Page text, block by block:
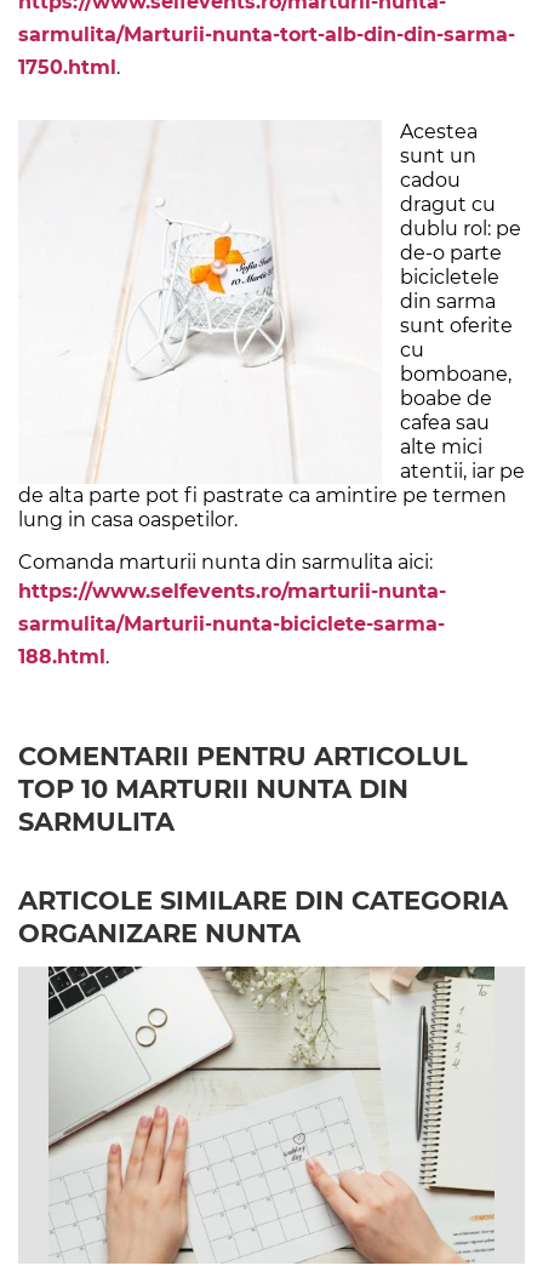
sarmulita/Marturii-nunta-tort-alb-din-din-sarma-
1750.html.
Acestea
sunt un
cadou
dragut cu
dublu rol: pe
de-o parte
bicicletele
din sarma
sunt oferite
cu
bomboane,
boabe de
cafea sau
alte mici
atentii, iar pe
de alta parte pot fi pastrate ca amintire pe termen
lung in casa oaspetilor.
Comanda marturii nunta din sarmulita aici:
https://www.selfevents.ro/marturii-nunta-
sarmulita/Marturii-nunta-biciclete-sarma-
188.html.
COMENTARII PENTRU ARTICOLUL
TOP 10 MARTURII NUNTA DIN
SARMULITA
ARTICOLE SIMILARE DIN CATEGORIA
ORGANIZARE NUNTA